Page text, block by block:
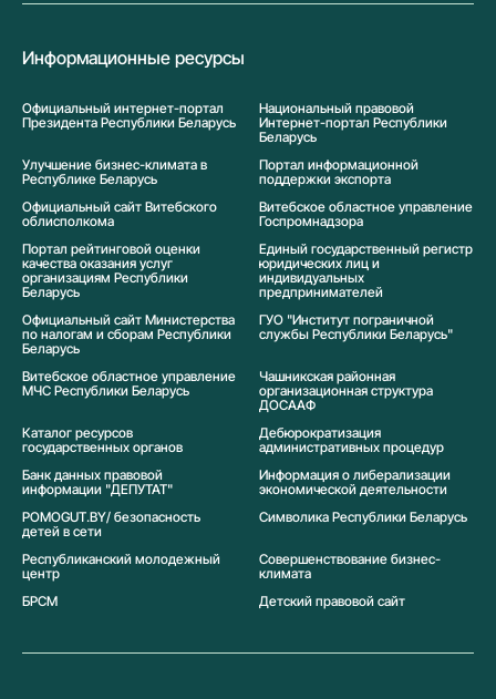
Информационные ресурсы
Официальный интернет-портал
Президента Республики Беларусь
Национальный правовой
Интернет-портал Республики
Беларусь
Улучшение бизнес-климата в
Республике Беларусь
Портал информационной
поддержки экспорта
Официальный сайт Витебского
облисполкома
Витебское областное управление
Госпромнадзора
Портал рейтинговой оценки
качества оказания услуг
организациям Республики
Беларусь
Единый государственный регистр
юридических лиц и
индивидуальных
предпринимателей
Официальный сайт Министерства
по налогам и сборам Республики
Беларусь
ГУО "Институт пограничной
службы Республики Беларусь"
Витебское областное управление
МЧС Республики Беларусь
Чашникская районная
организационная структура
ДОСААФ
Каталог ресурсов
государственных органов
Дебюрократизация
административных процедур
Банк данных правовой
информации "ДЕПУТАТ"
Информация о либерализации
экономической деятельности
POMOGUT.BY/ безопасность
детей в сети
Символика Реcпублики Беларусь
Республиканский молодежный
центр
Совершенствование бизнес-
климата
БРСМ
Детский правовой сайт